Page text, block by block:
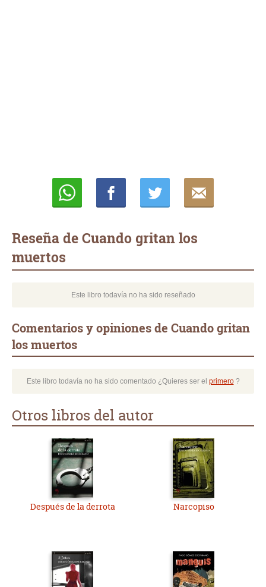
Reseña de Cuando gritan los
muertos
Este libro todavía no ha sido reseñado
Comentarios y opiniones de Cuando gritan
los muertos
Este libro todavía no ha sido comentado ¿Quieres ser el primero?
Otros libros del autor
Después de la derrota Narcopiso